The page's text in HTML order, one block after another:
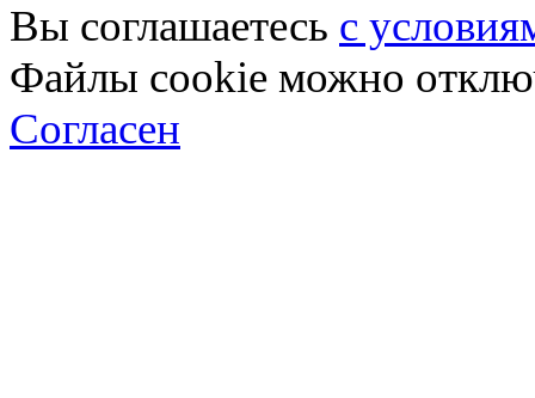
Вы соглашаетесь с
Файлы cookie можно
Согласен